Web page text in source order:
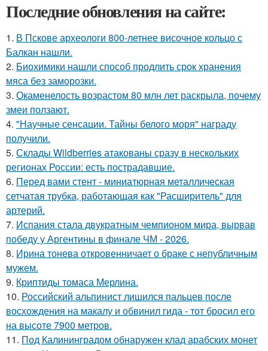
Последние обновления на сайте:
1. В Пскове археологи 800-летнее височное кольцо с
Балкан нашли.
2. Биохимики нашли способ продлить срок хранения
мяса без заморозки.
3. Окаменелость возрастом 80 млн лет раскрыла, почему
змеи ползают.
4. "Научные сенсации. Тайны белого моря" награду
получили.
5. Склады Wildberries атакованы сразу в нескольких
регионах России: есть пострадавшие.
6. Перед вами стент - миниатюрная металлическая
сетчатая трубка, работающая как "Расширитель" для
артерий.
7. Испания стала двукратным чемпионом мира, вырвав
победу у Аргентины в финале ЧМ - 2026.
8. Ирина тонева откровенничает о браке с непубличным
мужем.
9. Криптиды томаса Мерлина.
10. Российский альпинист лишился пальцев после
восхождения на макалу и обвинил гида - тот бросил его
на высоте 7900 метров.
11. Под Калининградом обнаружен клад арабских монет